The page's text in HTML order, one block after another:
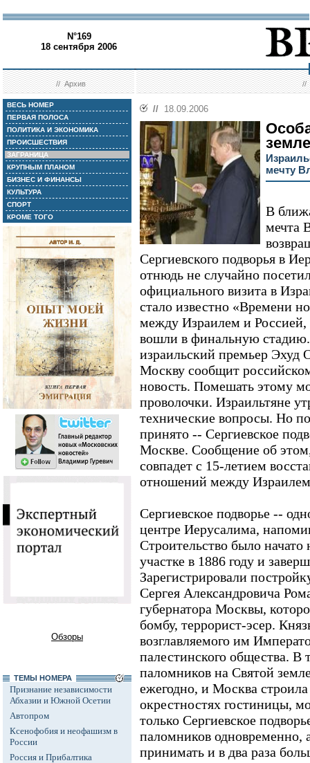
N°169
18 сентября 2006
//Архив //
ВЕСЬ НОМЕР
ПЕРВАЯ ПОЛОСА
ПОЛИТИКА И ЭКОНОМИКА
ПРОИСШЕСТВИЯ
ЗАГРАНИЦА
КРУПНЫМ ПЛАНОМ
БИЗНЕС И ФИНАНСЫ
КУЛЬТУРА
СПОРТ
КРОМЕ ТОГО
Обзоры
ТЕМЫ НОМЕРА
Признание независимости
Абхазии и Южной Осетии
Автопром
Ксенофобия и неофашизм в
России
Россия и Прибалтика
// 18.09.2006
земле
мечту
В
мечта
Сергиевского подворья в
отнюдь не случайно
официального визита в
стало известно «Времени
между Израилем и
вошли в финальную
израильский премьер Эхуд
Москву сообщит
новость. Помешать этому
проволочки. Израильтяне
технические вопросы. Но
принято -- Сергиевское
Москве. Сообщение об
совпадет с 15-летием
отношений между
Сергиевское подворье --
центре Иерусалима,
Строительство было
участке в 1886 году и
Зарегистрировали
Сергея Александровича
губернатора Москвы,
бомбу, террорист-эсер.
возглавляемого им
палестинского общества. В
паломников на Святой
ежегодно, и Москва
окрестностях гостиницы,
только Сергиевское
паломников одновременно,
принимать и в два раза